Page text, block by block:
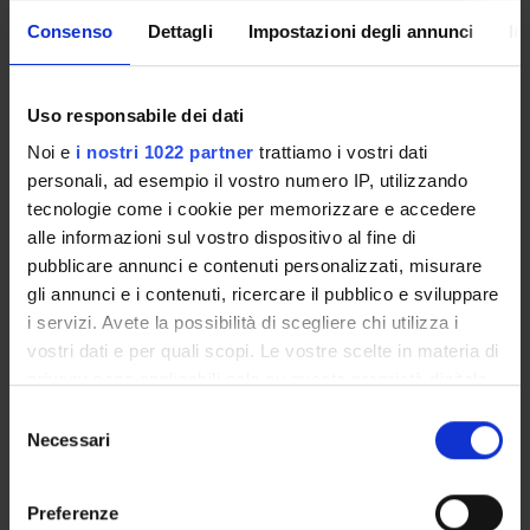
Consenso Dettagli Impostazioni degli annunci
Uso responsabile dei dati
Noi e i nostri 1022 partner trattiamo i vostri dati
personali, ad esempio il vostro numero IP, utilizzando
tecnologie come i cookie per memorizzare e accedere
alle informazioni sul vostro dispositivo al fine di
pubblicare annunci e contenuti personalizzati, misurare
gli annunci e i contenuti, ricercare il pubblico e sviluppare
i servizi. Avete la possibilità di scegliere chi utilizza i
vostri dati e per quali scopi. Le vostre scelte in materia di
modificare o revocare il proprio consenso in qualsiasi
momento dalla Dichiarazione sui cookie o facendo clic
delNecessari
Preferenze
Piani didattici
Bacheca avvisi
Organi collegiali e di governo
Rete formativa
Servizio Studenti Internazionali
OFFERTA FORMATIVA
CORSI DI LAUREA
CORSI DI LAUREA MAGISTRALE